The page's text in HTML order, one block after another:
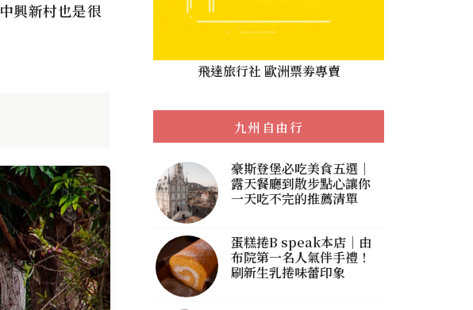
中興新村也是很
飛達旅行社 歐洲票劵專賣
九州自由行
豪斯登堡必吃美食五選｜
露天餐廳到散步點心讓你
一天吃不完的推薦清單
蛋糕捲B speak本店｜由
布院第一名人氣伴手禮！
刷新生乳捲味蕾印象